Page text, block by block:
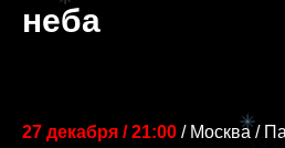
неба
27 декабря / 21:00 / Москва /